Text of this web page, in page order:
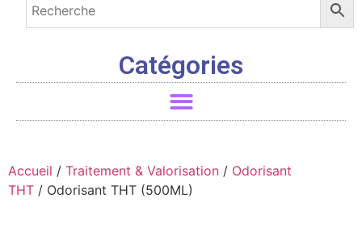
Catégories
Accueil / Traitement & Valorisation / Odorisant
THT / Odorisant THT (500ML)